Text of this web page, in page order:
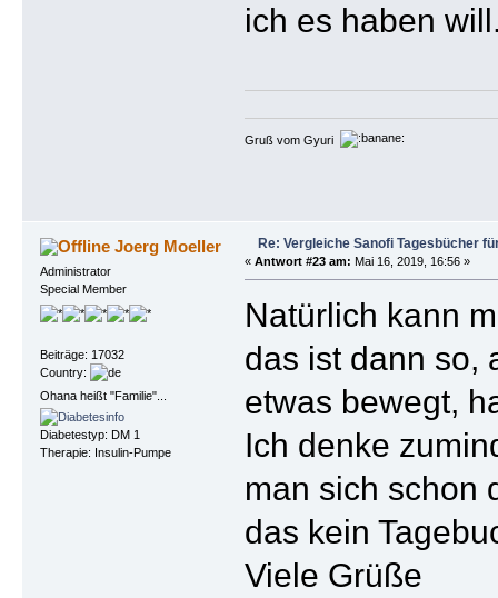
ich es haben
Gruß vom Gyuri
Joerg Moeller
Administrator
Special Member
Beiträge: 17032
Country:
Ohana heißt "Familie"...
Diabetestyp: DM 1
Therapie: Insulin-Pumpe
Re: Vergleiche Sanofi Tagesbücher
« Antwort #23 am: Mai 16, 2019, 16:56 »
Natürlich kann
das ist dann so,
etwas bewegt,
Ich denke
man sich schon
das kein
Viele Grüße